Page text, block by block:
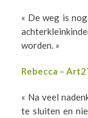
« De weg is
worden. »
Rebecca –
« Na veel
te sluiten en